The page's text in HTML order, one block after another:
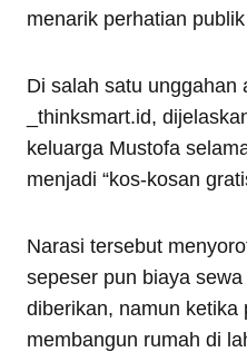
menarik perhatian
Di salah satu unggahan
_thinksmart.id,
keluarga Mustofa
menjadi “kos-kosan
Narasi tersebut
sepeser pun biaya
diberikan, namun ketika
membangun rumah di